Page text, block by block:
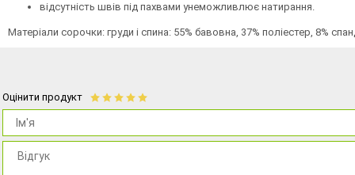
відсутність швів під пахвами унеможливлює натирання.
Матеріали сорочки: груди і спина: 55% бавовна, 37% поліестер, 8%
Оцінити продукт